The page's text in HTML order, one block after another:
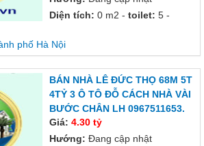
Diện tích: 0 m2 - toilet: 5 -
phố Hà Nội
BÁN NHÀ LÊ ĐỨC THỌ 68M 5T
4TỶ 3 Ô TÔ ĐỖ CÁCH NHÀ VÀI
BƯỚC CHÂN LH 0967511653.
Giá: 4.30 tỷ
Hướng: Đang cập nhật